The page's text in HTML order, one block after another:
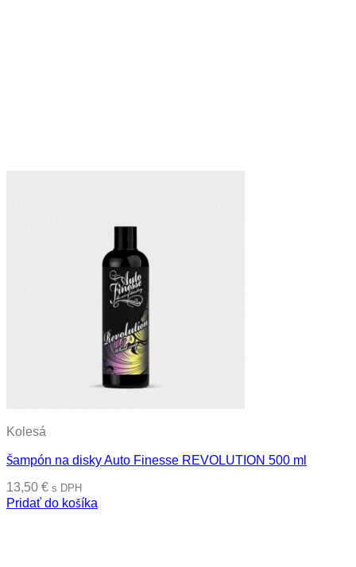
Kolesá
Šampón na disky Auto Finesse REVOLUTION 500 ml
13,50 € s DPH
Pridať do košíka